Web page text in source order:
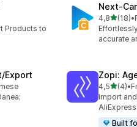
Products to
4,8de 5
(18)
18 total •
accurate
Export Zopi:
4,5de 5
(4)
4 total de
•
Import
Built